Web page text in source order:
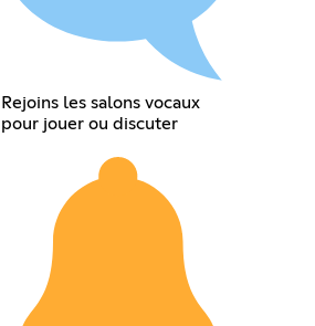
Rejoins les salons vocaux
pour jouer ou discuter